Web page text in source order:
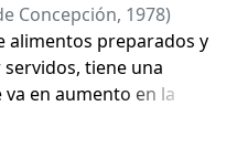
Concepción, 1978)
Sergio
alimentos preparados y
tiene una
en aumento en la
principalmente al